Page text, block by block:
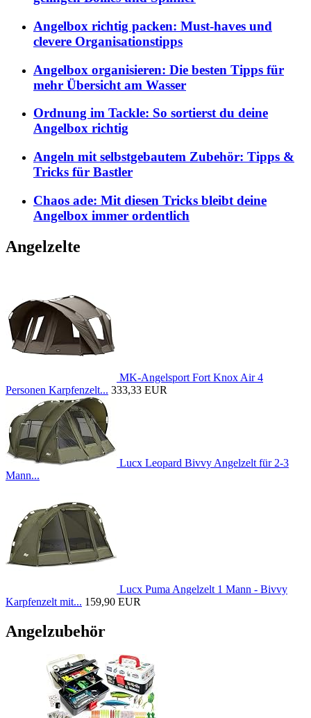
Angelbox richtig packen: Must-haves und
clevere Organisationstipps
Angelbox organisieren: Die besten Tipps für
mehr Übersicht am Wasser
Ordnung im Tackle: So sortierst du deine
Angelbox richtig
Angeln mit selbstgebautem Zubehör: Tipps &
Tricks für Bastler
Chaos ade: Mit diesen Tricks bleibt deine
Angelbox immer ordentlich
Angelzelte
MK-Angelsport Fort Knox Air 4
Personen Karpfenzelt... 333,33 EUR
Lucx Leopard Bivvy Angelzelt für 2-3
Mann...
Lucx Puma Angelzelt 1 Mann - Bivvy
Karpfenzelt mit... 159,90 EUR
Angelzubehör